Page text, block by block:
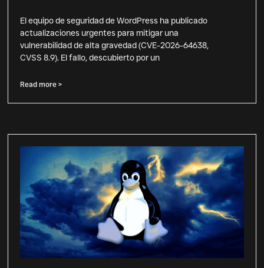
El equipo de seguridad de WordPress ha publicado
actualizaciones urgentes para mitigar una
vulnerabilidad de alta gravedad (CVE-2026-64638,
CVSS 8.9). El fallo, descubierto por un
Read more >